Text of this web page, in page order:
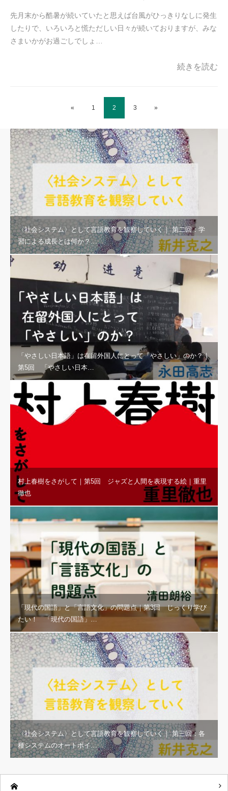
先月末から酷暑が続いていたと思えば台風がひっきりなしに発生
したりで、いろいろと慌ただしい日々が続いておりますが、みな
さまいかがお過ごしでしょ…
続きを読む
« 1 2 3 »
〈社会システム〉として言語教育を観察していく｜ 第二回：学
習による成長とは何か？…
「やさしい日本語」は在留外国人にとって「やさしい」のか？｜
第5回 「やさしい日本…
村上春樹をさがして｜第5回 ジャズと人間を表現する絵｜重里
徹也
「現代の国語」と「言語文化」の問題点｜第3回 じっくり学び
たい！ 「現代の国語」…
〈社会システム〉として言語教育を観察していく｜ 第三回：各
種システムのオートポイ…